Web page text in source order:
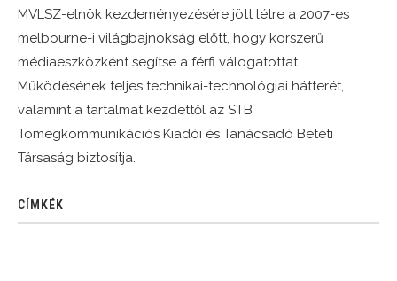
MVLSZ-elnök kezdeményezésére jött létre a 2007-es
melbourne-i világbajnokság előtt, hogy korszerű
médiaeszközként segítse a férfi válogatottat.
Működésének teljes technikai-technológiai hátterét,
valamint a tartalmat kezdettől az STB
Tömegkommunikációs Kiadói és Tanácsadó Betéti
Társaság biztosítja.
CÍMKÉK